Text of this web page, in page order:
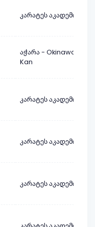
კარატეს აკადემია
აჭარა - Okinawa-
Kan
კარატეს აკადემია
კარატეს აკადემია
კარატეს აკადემია